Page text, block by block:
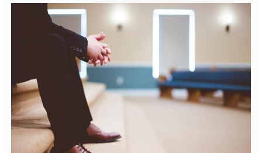
TEAM
FILODIRITTO REDAZIONE COMITATO SCIENTIFICO
CURATORI
FOTOGRAFI PARTNER
EXTRA
CODICI LIBRI PROCEEDINGS PUBBLICITÀ CONTATTI
SOCIAL MEDIA